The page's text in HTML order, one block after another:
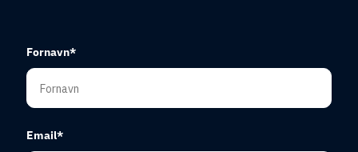
Fornavn*
Email*